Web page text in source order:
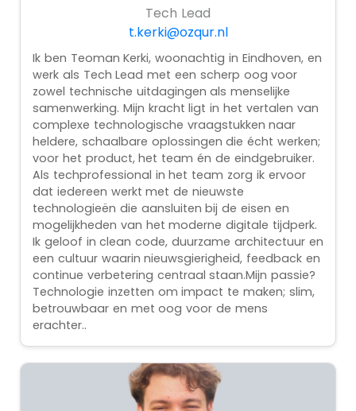
Tech Lead
t.kerki@ozqur.nl
Ik ben Teoman Kerki, woonachtig in Eindhoven, en
werk als Tech Lead met een scherp oog voor
zowel technische uitdagingen als menselijke
samenwerking. Mijn kracht ligt in het vertalen van
complexe technologische vraagstukken naar
heldere, schaalbare oplossingen die écht werken;
voor het product, het team én de eindgebruiker.
Als techprofessional in het team zorg ik ervoor
dat iedereen werkt met de nieuwste
technologieën die aansluiten bij de eisen en
mogelijkheden van het moderne digitale tijdperk.
Ik geloof in clean code, duurzame architectuur en
een cultuur waarin nieuwsgierigheid, feedback en
continue verbetering centraal staan.Mijn passie?
Technologie inzetten om impact te maken; slim,
betrouwbaar en met oog voor de mens
erachter..